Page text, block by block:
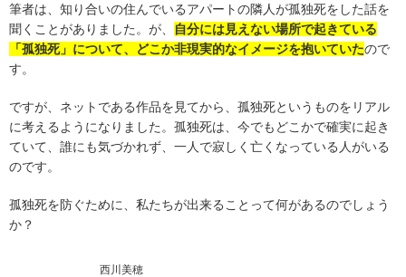
筆者は、知り合いの住んでいるアパートの隣人が孤独死をした話を
聞くことがありました。が、
自分には見えない場所で起きている
「孤独死」について、どこか非現実的なイメージを抱いていたので
す。
ですが、ネットである作品を見てから、孤独死というものをリアル
に考えるようになりました。孤独死は、今でもどこかで確実に起き
ていて、誰にも気づかれず、一人で寂しく亡くなっている人がいる
のです。
孤独死を防ぐために、私たちが出来ることって何があるのでしょう
か？
西川美穂